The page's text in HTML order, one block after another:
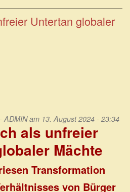
Untertan globaler
ADMINam 13. August 2024 - 23:34
als unfreier
Mächte
Transformation
von Bürger